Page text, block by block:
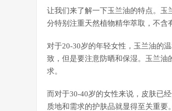
让我们来了解一下玉兰油的特点。
分特别注重天然植物精华萃取，不含
对于20-30岁的年轻女性，玉兰油的
致，但是要注意防晒和保湿。玉兰
求。
而对于30-40岁的女性来说，皮肤已
质地和需求的护肤品就显得至关重